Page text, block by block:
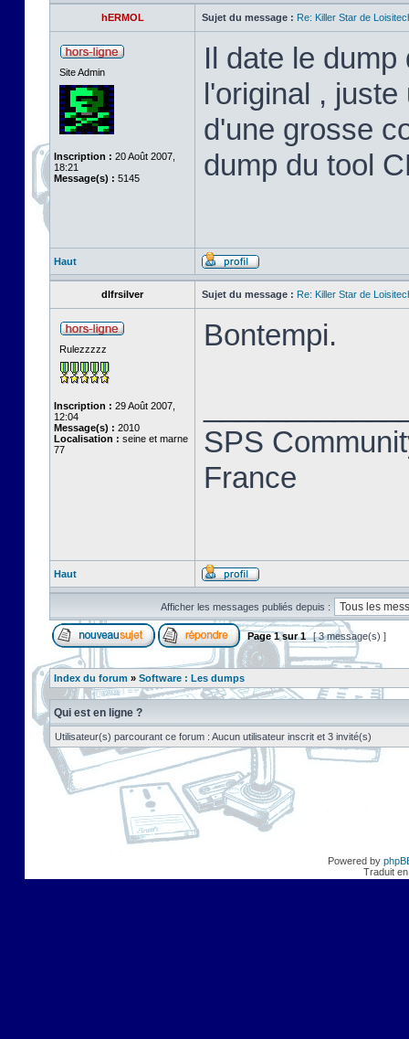
hERMOL Sujet du message : Re: Killer Star de
Site Admin
Inscription : 20 Août 2007,
18:21
Message(s) : 5145
Il date le
l'original ,
d'une grosse
dump du tool
Haut
dlfrsilver Sujet du message : Re: Killer Star de
Rulezzzzz
Inscription : 29 Août 2007,
12:04
Message(s) : 2010
Localisation : seine et marne
77
Bontempi.
SPS
France
Haut
Afficher les messages publiés depuis :
Page1sur1 [ 3 message(s) ]
Index du forum » Software : Les dumps
Qui est en ligne ?
Utilisateur(s) parcourant ce forum : Aucun utilisateur inscrit et 3 invité(s)
Powered by
Traduit